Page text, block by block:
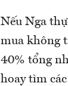
Nếu Nga
mua không
40% tổng
hoay tìm